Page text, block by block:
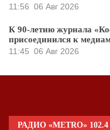
11:56 06 Авг 2026
К 90-летию журнала
присоединился к
11:45 06 Авг 2026
РАДИО «METRO»